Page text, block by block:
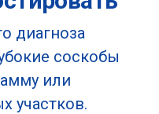
диагноза
соскобы
или
участков.